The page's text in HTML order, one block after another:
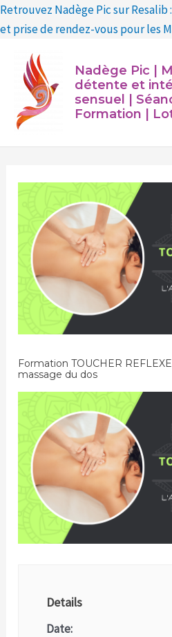
Retrouvez Nadège Pic sur
et prise de rendez-vous pour les
Aller
au
Nadège Pic |
détente et
sensuel |
Formation |
Formation TOUCHER
massage du dos
Details
Date: